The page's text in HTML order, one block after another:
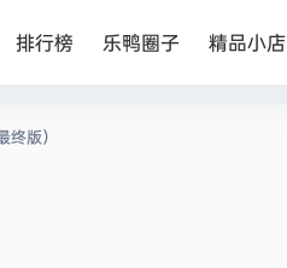
排行榜 乐鸭圈子 精品小店
版）